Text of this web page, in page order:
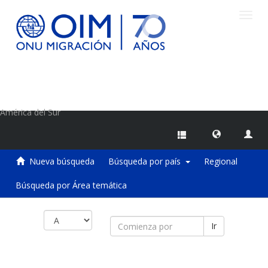
América del Sur
Nueva búsqueda Búsqueda por país Regional
Búsqueda por Área temática
Ir